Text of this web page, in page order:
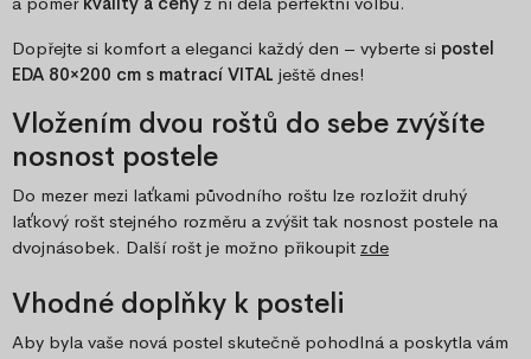
Dopřejte si komfort a eleganci každý den – vyberte si postel
EDA 80×200 cm s matrací VITAL ještě dnes!
Vložením dvou roštů do sebe zvýšíte
nosnost postele
Do mezer mezi laťkami původního roštu lze rozložit druhý
laťkový rošt stejného rozměru a zvýšit tak nosnost postele na
dvojnásobek. Další rošt je možno přikoupit zde
Vhodné doplňky k posteli
Aby byla vaše nová postel skutečně pohodlná a poskytla vám